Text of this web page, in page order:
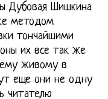
Дубовая Шишкина
методом
тончайшими
их все так же
живому в
еще они не одну
читателю